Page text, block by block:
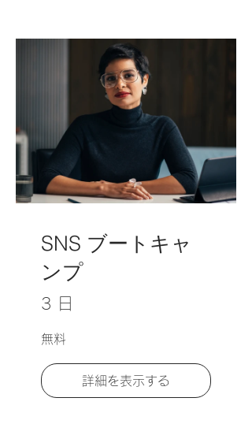
SNS ブートキャ
ンプ
3 日
無料
詳細を表示する